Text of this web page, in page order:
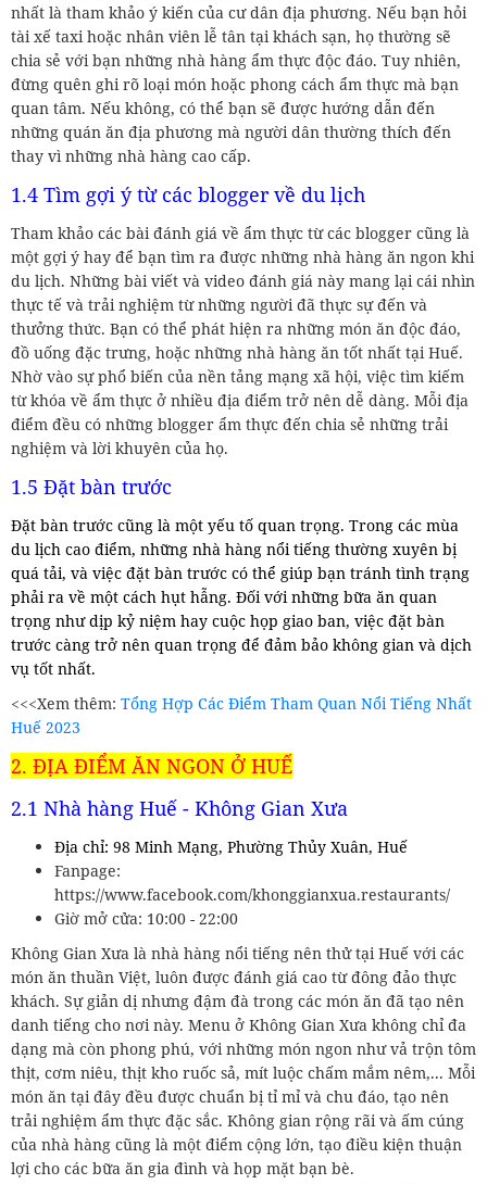
nhất là tham khảo ý kiến của cư dân địa phương. Nếu bạn hỏi
tài xế taxi hoặc nhân viên lễ tân tại khách sạn, họ thường sẽ
chia sẻ với bạn những nhà hàng ẩm thực độc đáo. Tuy nhiên,
đừng quên ghi rõ loại món hoặc phong cách ẩm thực mà bạn
quan tâm. Nếu không, có thể bạn sẽ được hướng dẫn đến
những quán ăn địa phương mà người dân thường thích đến
thay vì những nhà hàng cao cấp.
1.4 Tìm gợi ý từ các blogger về du lịch
Tham khảo các bài đánh giá về ẩm thực từ các blogger cũng là
một gợi ý hay để bạn tìm ra được những nhà hàng ăn ngon khi
du lịch. Những bài viết và video đánh giá này mang lại cái nhìn
thực tế và trải nghiệm từ những người đã thực sự đến và
thưởng thức. Bạn có thể phát hiện ra những món ăn độc đáo,
đồ uống đặc trưng, hoặc những nhà hàng ăn tốt nhất tại Huế.
Nhờ vào sự phổ biến của nền tảng mạng xã hội, việc tìm kiếm
từ khóa về ẩm thực ở nhiều địa điểm trở nên dễ dàng. Mỗi địa
điểm đều có những blogger ẩm thực đến chia sẻ những trải
nghiệm và lời khuyên của họ.
1.5 Đặt bàn trước
Đặt bàn trước cũng là một yếu tố quan trọng. Trong các mùa
du lịch cao điểm, những nhà hàng nổi tiếng thường xuyên bị
quá tải, và việc đặt bàn trước có thể giúp bạn tránh tình trạng
phải ra về một cách hụt hẫng. Đối với những bữa ăn quan
trọng như dịp kỷ niệm hay cuộc họp giao ban, việc đặt bàn
trước càng trở nên quan trọng để đảm bảo không gian và dịch
vụ tốt nhất.
<<<Xem thêm: Tổng Hợp Các Điểm Tham Quan Nổi Tiếng Nhất
Huế 2023
2. ĐỊA ĐIỂM ĂN NGON Ở HUẾ
2.1 Nhà hàng Huế - Không Gian Xưa
Địa chỉ: 98 Minh Mạng, Phường Thủy Xuân, Huế
Fanpage:
https://www.facebook.com/khonggianxua.restaurants/
Giờ mở cửa: 10:00 - 22:00
Không Gian Xưa là nhà hàng nổi tiếng nên thử tại Huế với các
món ăn thuần Việt, luôn được đánh giá cao từ đông đảo thực
khách. Sự giản dị nhưng đậm đà trong các món ăn đã tạo nên
danh tiếng cho nơi này. Menu ở Không Gian Xưa không chỉ đa
dạng mà còn phong phú, với những món ngon như vả trộn tôm
thịt, cơm niêu, thịt kho ruốc sả, mít luộc chấm mắm nêm,... Mỗi
món ăn tại đây đều được chuẩn bị tỉ mỉ và chu đáo, tạo nên
trải nghiệm ẩm thực đặc sắc. Không gian rộng rãi và ấm cúng
của nhà hàng cũng là một điểm cộng lớn, tạo điều kiện thuận
lợi cho các bữa ăn gia đình và họp mặt bạn bè.